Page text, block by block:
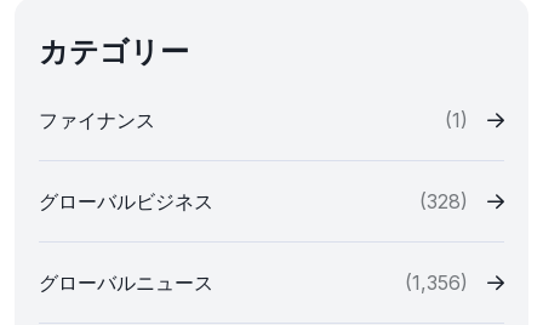
カテゴリー
ファイナンス (1)
グローバルビジネス (328)
グローバルニュース (1,356)